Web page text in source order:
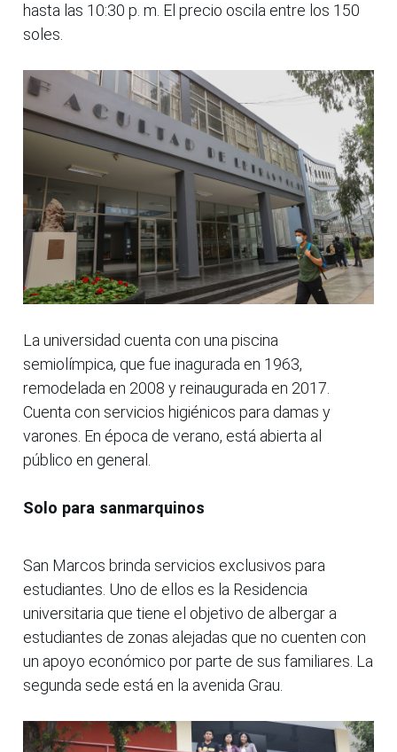
hasta las 10:30 p. m. El precio oscila entre los 150
soles.
La universidad cuenta con una piscina
semiolímpica, que fue inagurada en 1963,
remodelada en 2008 y reinaugurada en 2017.
Cuenta con servicios higiénicos para damas y
varones. En época de verano, está abierta al
público en general.
Solo para sanmarquinos
San Marcos brinda servicios exclusivos para
estudiantes. Uno de ellos es la Residencia
universitaria que tiene el objetivo de albergar a
estudiantes de zonas alejadas que no cuenten con
un apoyo económico por parte de sus familiares. La
segunda sede está en la avenida Grau.